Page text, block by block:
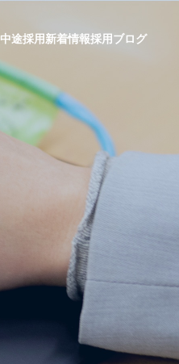
中途採用新着情報採用ブログ